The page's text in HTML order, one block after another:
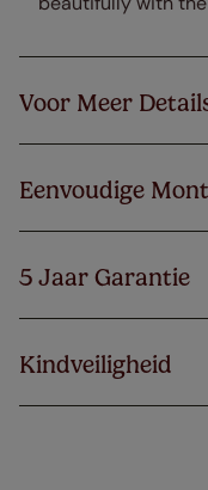
Voor Meer
Eenvoudige
5 Jaar Garantie
Kindveiligheid